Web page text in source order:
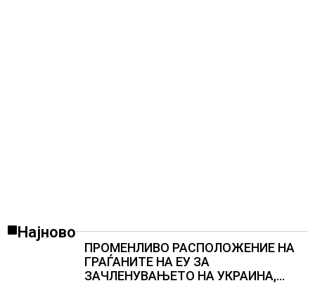
Најново
ПРОМЕНЛИВО РАСПОЛОЖЕНИЕ НА
ГРАЃАНИТЕ НА ЕУ ЗА
ЗАЧЛЕНУВАЊЕТО НА УКРАИНА,